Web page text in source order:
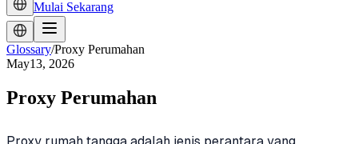
Mulai Sekarang
Glossary/Proxy Perumahan
May13, 2026
Proxy Perumahan